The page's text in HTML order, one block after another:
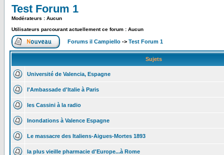
Test Forum 1
Modérateurs : Aucun
Utilisateurs parcourant actuellement ce forum : Aucun
Forums il Campiello -> Test Forum 1
Sujets
Université de Valencia, Espagne
l'Ambassade d'Italie à Paris
les Cassini à la radio
Inondations à Valence Espagne
Le massacre des Italiens-Aigues-Mortes 1893
la plus vieille pharmacie d'Europe...à Rome